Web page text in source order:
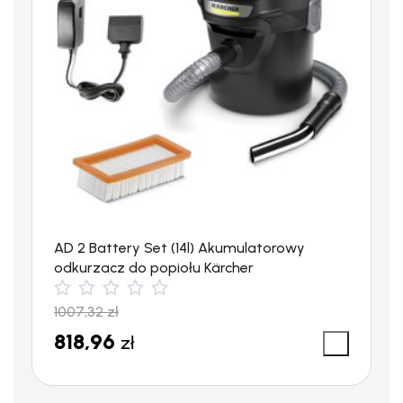
Filtr wstępny!
Stalowy filtr wstępny zabezpiecza pompę przed piaskiem i
innymi zanieczyszczeniami które mogą ją uszkodzić.
AD 2 Battery Set (14l) Akumulatorowy
odkurzacz do popiołu Kärcher
1007,32zł
818,96 zł